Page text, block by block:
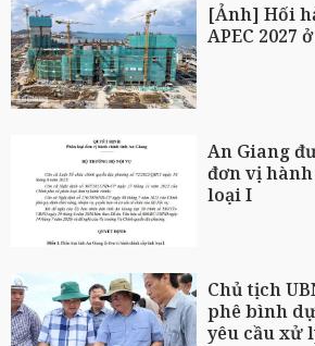
[Ảnh] Hối
APEC 2027
An Giang
đơn vị
loại I
Chủ tịch
phê bình
yêu cầu xử